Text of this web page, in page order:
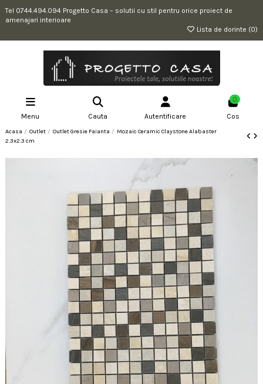
Tel 0744.494.094 Progetto Casa – solutii cu stil pentru orice proiect de
amenajari interioare
Lista de dorinte (0)
Menu Cauta Autentificare
0
Cos
Acasa Outlet Outlet Gresie Faianta
Mozaic Ceramic Claystone Alabaster
2.3x2.3 cm